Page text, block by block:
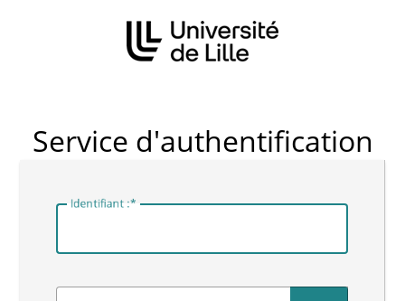
CAS
Service d'authentification
Identifiant :